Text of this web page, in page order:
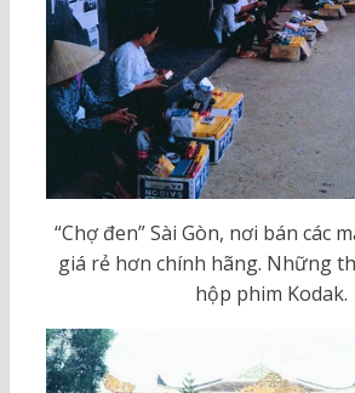
“Chợ đen” Sài Gòn, nơi bán các
giá rẻ hơn chính hãng. Những
hộp phim Kodak.